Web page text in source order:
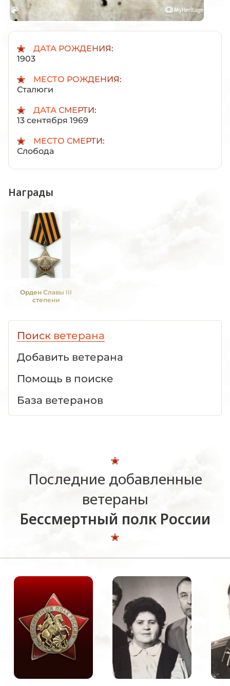
ДАТА РОЖДЕНИЯ:
1903
МЕСТО РОЖДЕНИЯ:
Сталюги
ДАТА СМЕРТИ:
13 сентября 1969
МЕСТО СМЕРТИ:
Слобода
Награды
Орден Славы III
степени
Поиск ветерана
Добавить ветерана
Помощь в поиске
База ветеранов
Последние добавленные
ветераны
Бессмертный полк России